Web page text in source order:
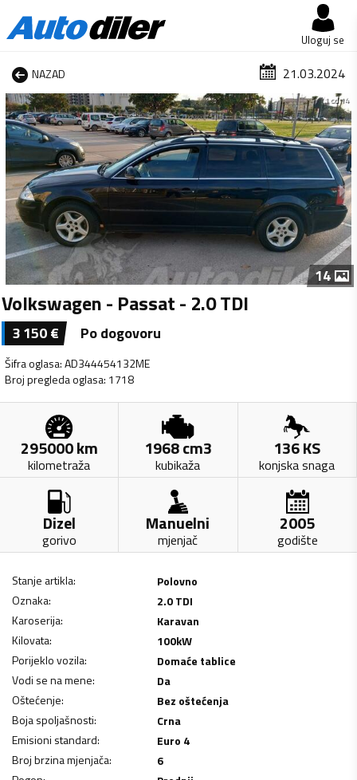
Uloguj se
NAZAD 21.03.2024
1 od 14
14
Volkswagen - Passat - 2.0 TDI
3 150€ Po dogovoru
Šifra oglasa:AD344454132ME
Broj pregleda oglasa: 1718
295000km
kilometraža
1968cm3
kubikaža
136KS
konjska snaga
Dizel
gorivo
Manuelni
mjenjač
2005
godište
Stanje artikla:
Polovno
Oznaka:
2.0 TDI
Karoserija:
Karavan
Kilovata: 100kW
Porijeklo vozila:
Domaće tablice
Vodi se na mene:
Da
Oštećenje:
Bez oštećenja
Boja spoljašnosti:
Crna
Emisioni standard:
Euro 4
Broj brzina mjenjača:
6